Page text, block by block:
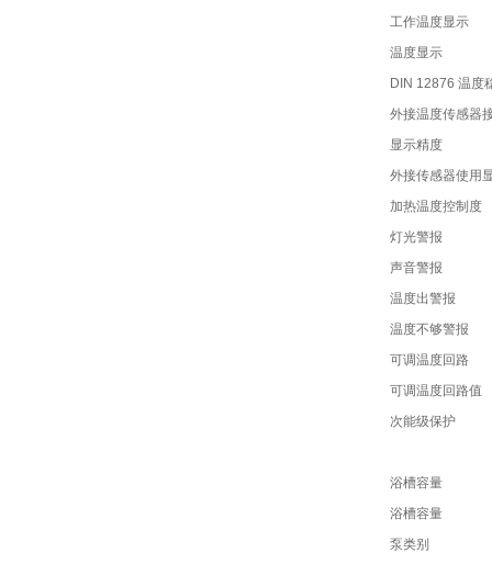
工作温度显示
温度显示
DIN 12876 温度
外接温度传感器
显示精度
外接传感器使用
加热温度控制度
灯光警报
声音警报
温度出警报
温度不够警报
可调温度回路
可调温度回路值
次能级保护
浴槽容量
浴槽容量
泵类别